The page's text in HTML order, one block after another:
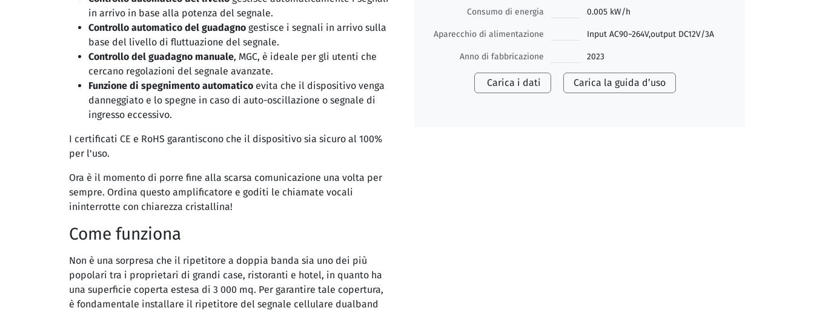
in arrivo in base alla potenza del segnale.
Controllo automatico del guadagno gestisce i segnali in arrivo sulla
base del livello di fluttuazione del segnale.
Controllo del guadagno manuale, MGC, è ideale per gli utenti che
cercano regolazioni del segnale avanzate.
Funzione di spegnimento automatico evita che il dispositivo venga
danneggiato e lo spegne in caso di auto-oscillazione o segnale di
ingresso eccessivo.
I certificati CE e RoHS garantiscono che il dispositivo sia sicuro al 100%
per l'uso.
Ora è il momento di porre fine alla scarsa comunicazione una volta per
sempre. Ordina questo amplificatore e goditi le chiamate vocali
ininterrotte con chiarezza cristallina!
Come funziona
Non è una sorpresa che il ripetitore a doppia banda sia uno dei più
popolari tra i proprietari di grandi case, ristoranti e hotel, in quanto ha
una superficie coperta estesa di 3 000 mq. Per garantire tale copertura,
è fondamentale installare il ripetitore del segnale cellulare dualband
Consumo di energia 0.005 kW/h
Aparecchio di alimentazione Input AC90~264V,output DC12V/3A
Anno di fabbricazione 2023
Carica i dati Carica la guida d’uso